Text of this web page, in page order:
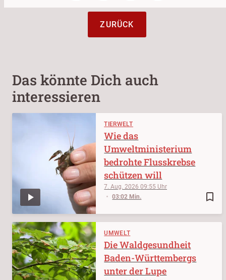
ZURÜCK
Das könnte Dich auch
interessieren
TIERWELT
bookmark_border
7. Aug. 202609:55
03:02 Min.
Wie das
Umweltministerium
bedrohte Flusskrebse
schützen will
UMWELT
Die Waldgesundheit
Baden-Württembergs
unter der Lupe